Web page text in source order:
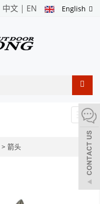
English
中文 | EN
> 箭头